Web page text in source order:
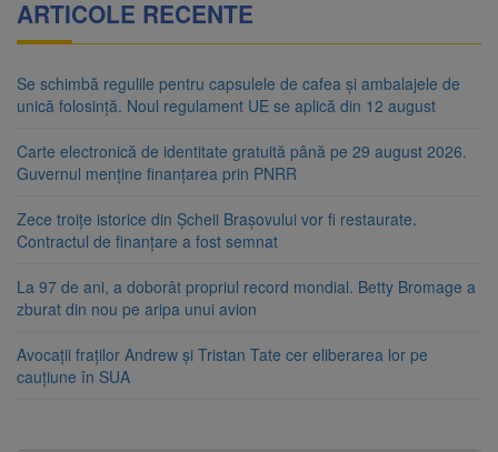
ARTICOLE RECENTE
Se schimbă regulile pentru capsulele de cafea și ambalajele de
unică folosință. Noul regulament UE se aplică din 12 august
Carte electronică de identitate gratuită până pe 29 august 2026.
Guvernul menține finanțarea prin PNRR
Zece troițe istorice din Șcheii Brașovului vor fi restaurate.
Contractul de finanțare a fost semnat
La 97 de ani, a doborât propriul record mondial. Betty Bromage a
zburat din nou pe aripa unui avion
Avocații fraților Andrew și Tristan Tate cer eliberarea lor pe
cauțiune în SUA